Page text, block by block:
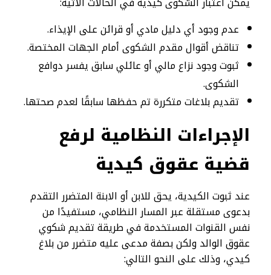
عدم وجود أي دليل مادي أو قرائن على الإيذاء.
تناقض أقوال مقدم الشكوى أمام الجهات المختصة.
ثبوت وجود نزاع مالي أو عائلي سابق يفسر دوافع
الشكوى.
تقديم بلاغات متكررة تم حفظها سابقًا لعدم صحتها.
الإجراءات النظامية لرفع
قضية عقوق كيدية
عند ثبوت الكيدية، يحق للابن أو الابنة المتضرر التقدم
بدعوى مستقلة عبر المسار النظامي، مستفيدًا من
نفس القنوات المستخدمة في طريقة تقديم شكوي
عقوق الوالد ولكن بصفة مدعى عليه متضرر من بلاغ
كيدي، وذلك على النحو التالي: